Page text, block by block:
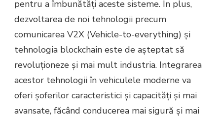
pentru a îmbunătăți aceste sisteme. În plus,
dezvoltarea de noi tehnologii precum
comunicarea V2X (Vehicle-to-everything) și
tehnologia blockchain este de așteptat să
revoluționeze și mai mult industria. Integrarea
acestor tehnologii în vehiculele moderne va
oferi șoferilor caracteristici și capacități și mai
avansate, făcând conducerea mai sigură și mai